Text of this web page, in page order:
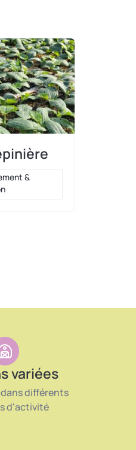
&
variées
différents
d'activité